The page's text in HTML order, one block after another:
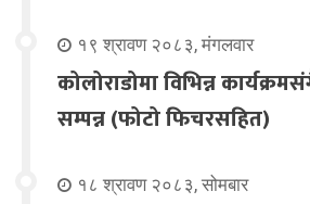
१९ श्रावण २०८३, मंगलवार
कोलोराडोमा विभिन्न
सम्पन्न (फोटो फिचरसहित)
१८ श्रावण २०८३, सोमबार